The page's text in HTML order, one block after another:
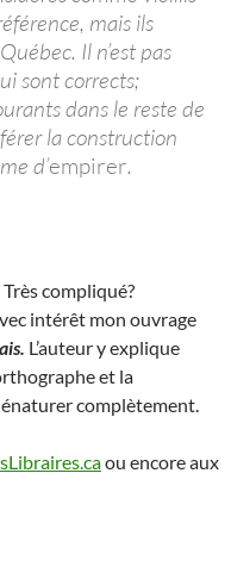
mais ils
Il n’est pas
sont corrects;
dans le reste de
la construction
d’empirer.
compliqué?
intérêt mon ouvrage
L’auteur y explique
et la
complètement.
ou encore aux